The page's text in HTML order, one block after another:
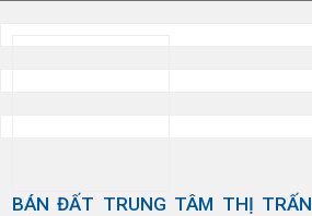
BÁN ĐẤT TRUNG TÂM THỊ TRẤN